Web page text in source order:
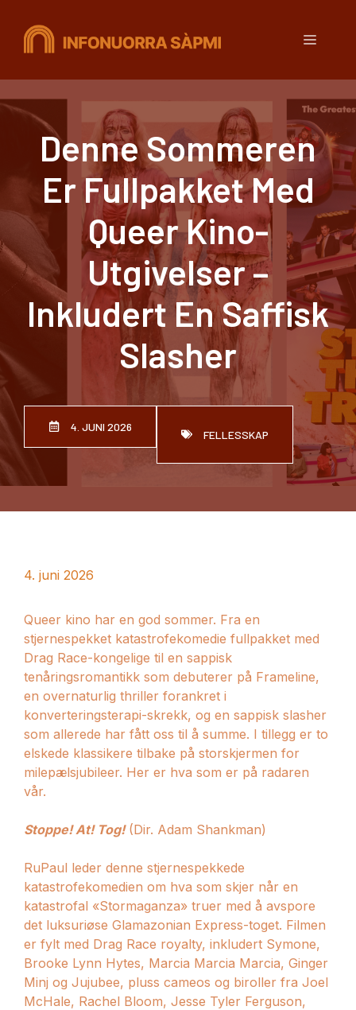
Meny
Denne Sommeren
Er Fullpakket Med
Queer Kino-
Utgivelser –
Inkludert En Saffisk
Slasher
4. JUNI 2026
FELLESSKAP
4. juni 2026
Queer kino har en god sommer. Fra en
stjernespekket katastrofekomedie fullpakket med
Drag Race-kongelige til en sappisk
tenåringsromantikk som debuterer på Frameline,
en overnaturlig thriller forankret i
konverteringsterapi-skrekk, og en sappisk slasher
som allerede har fått oss til å summe. I tillegg er to
elskede klassikere tilbake på storskjermen for
milepælsjubileer. Her er hva som er på radaren
vår.
Stoppe! At! Tog! (Dir. Adam Shankman)
RuPaul leder denne stjernespekkede
katastrofekomedien om hva som skjer når en
katastrofal «Stormaganza» truer med å avspore
det luksuriøse Glamazonian Express-toget. Filmen
er fylt med Drag Race royalty, inkludert Symone,
Brooke Lynn Hytes, Marcia Marcia Marcia, Ginger
Minj og Jujubee, pluss cameos og biroller fra Joel
McHale, Rachel Bloom, Jesse Tyler Ferguson,